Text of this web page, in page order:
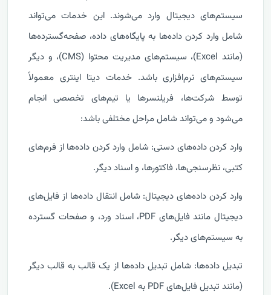
سیستم‌های دیجیتال وارد می‌شوند. این خدمات می‌تواند
شامل وارد کردن داده‌ها به پایگاه‌های داده، صفحه‌گسترده‌ها
(مانند Excel)، سیستم‌های مدیریت محتوا (CMS)، و دیگر
سیستم‌های نرم‌افزاری باشد. خدمات دیتا اینتری معمولاً
توسط شرکت‌ها، فریلنسرها یا تیم‌های تخصصی انجام
می‌شود و می‌تواند شامل مراحل مختلفی باشد:
وارد کردن داده‌های دستی: شامل وارد کردن داده‌ها از فرم‌های
کتبی، نظرسنجی‌ها، فاکتورها، و اسناد دیگر.
وارد کردن داده‌های دیجیتال: شامل انتقال داده‌ها از فایل‌های
دیجیتال مانند فایل‌های PDF، اسناد ورد، و صفحات گسترده
به سیستم‌های دیگر.
تبدیل داده‌ها: شامل تبدیل داده‌ها از یک قالب به قالب دیگر
(مانند تبدیل فایل‌های PDF به Excel).